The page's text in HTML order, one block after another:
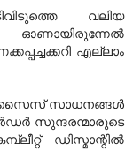
വലിയ
എല്ലാം
സൈസ് സാധനങ്ങൾ
സുന്ദരന്മാരുടെ
ഡിസ്മാന്റിൽ